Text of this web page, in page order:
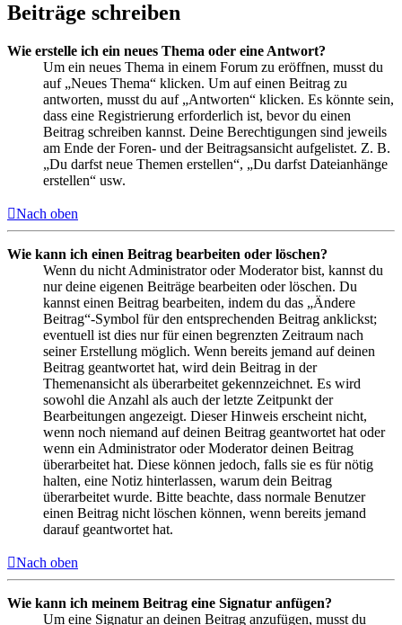
Beiträge schreiben
Wie erstelle ich ein neues Thema oder eine Antwort?
Um ein neues Thema in einem Forum zu eröffnen, musst du
auf „Neues Thema“ klicken. Um auf einen Beitrag zu
antworten, musst du auf „Antworten“ klicken. Es könnte sein,
dass eine Registrierung erforderlich ist, bevor du einen
Beitrag schreiben kannst. Deine Berechtigungen sind jeweils
am Ende der Foren- und der Beitragsansicht aufgelistet. Z. B.
„Du darfst neue Themen erstellen“, „Du darfst Dateianhänge
erstellen“ usw.
Nach oben
Wie kann ich einen Beitrag bearbeiten oder löschen?
Wenn du nicht Administrator oder Moderator bist, kannst du
nur deine eigenen Beiträge bearbeiten oder löschen. Du
kannst einen Beitrag bearbeiten, indem du das „Ändere
Beitrag“-Symbol für den entsprechenden Beitrag anklickst;
eventuell ist dies nur für einen begrenzten Zeitraum nach
seiner Erstellung möglich. Wenn bereits jemand auf deinen
Beitrag geantwortet hat, wird dein Beitrag in der
Themenansicht als überarbeitet gekennzeichnet. Es wird
sowohl die Anzahl als auch der letzte Zeitpunkt der
Bearbeitungen angezeigt. Dieser Hinweis erscheint nicht,
wenn noch niemand auf deinen Beitrag geantwortet hat oder
wenn ein Administrator oder Moderator deinen Beitrag
überarbeitet hat. Diese können jedoch, falls sie es für nötig
halten, eine Notiz hinterlassen, warum dein Beitrag
überarbeitet wurde. Bitte beachte, dass normale Benutzer
einen Beitrag nicht löschen können, wenn bereits jemand
darauf geantwortet hat.
Nach oben
Wie kann ich meinem Beitrag eine Signatur anfügen?
Um eine Signatur an deinen Beitrag anzufügen, musst du